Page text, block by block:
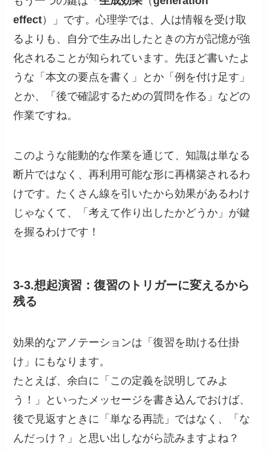
effect）」です。心理学では、人は情報を受け取
るよりも、自分で生み出したときの方が記憶が強
化されることが知られています。先ほど書いたよ
うな「本文の要点を書く」とか「例を付け足す」
とか、「後で確認するための質問を作る」などの
作業ですね。
このような能動的な作業を通じて、知識は単なる
断片ではなく、再利用可能な形に再構築されるわ
けです。たくさん線を引いたから効果があるわけ
じゃなくて、「考えて作り出したかどうか」が鍵
を握るわけです！
3-3.想起演習：復習のトリガーに変えるから
残る
効果的なアノテーションは「復習を助ける仕掛
け」にもなります。
たとえば、余白に「この定義を説明してみよ
う！」といったメッセージを書き込んでおけば、
後で見返すときに「単なる再読」ではなく、「な
んだっけ？」と思い出しながら読みますよね？